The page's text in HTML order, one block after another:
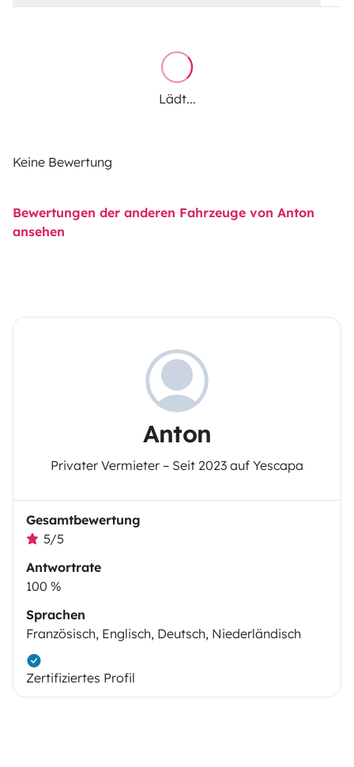
Lädt...
Keine Bewertung
Bewertungen der anderen Fahrzeuge von Anton
ansehen
Anton
Privater Vermieter – Seit 2023 auf Yescapa
Gesamtbewertung
5/5
Antwortrate
100 %
Sprachen
Französisch, Englisch, Deutsch, Niederländisch
Zertifiziertes Profil